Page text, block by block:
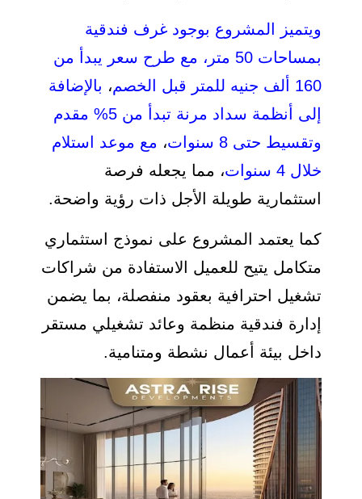
ويتميز المشروع بوجود غرف فندقية
بمساحات 50 متر، مع طرح سعر يبدأ من
160 ألف جنيه للمتر قبل الخصم
، بالإضافة
إلى أنظمة سداد مرنة تبدأ من 5% مقدم
وتقسيط حتى 8 سنوات
، مع موعد استلام
خلال 4 سنوات
، مما يجعله فرصة
استثمارية طويلة الأجل ذات رؤية واضحة.
كما يعتمد المشروع على نموذج استثماري
متكامل يتيح للعميل الاستفادة من شراكات
تشغيل احترافية بعقود منفصلة، بما يضمن
إدارة فندقية منظمة وعائد تشغيلي مستقر
داخل بيئة أعمال نشطة ومتنامية.